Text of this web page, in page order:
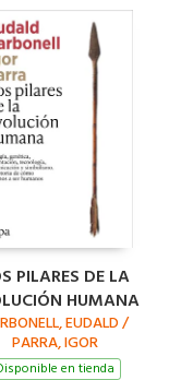
PILARES DE LA
HUMANA
EUDALD /
PARRA, IGOR
en tienda